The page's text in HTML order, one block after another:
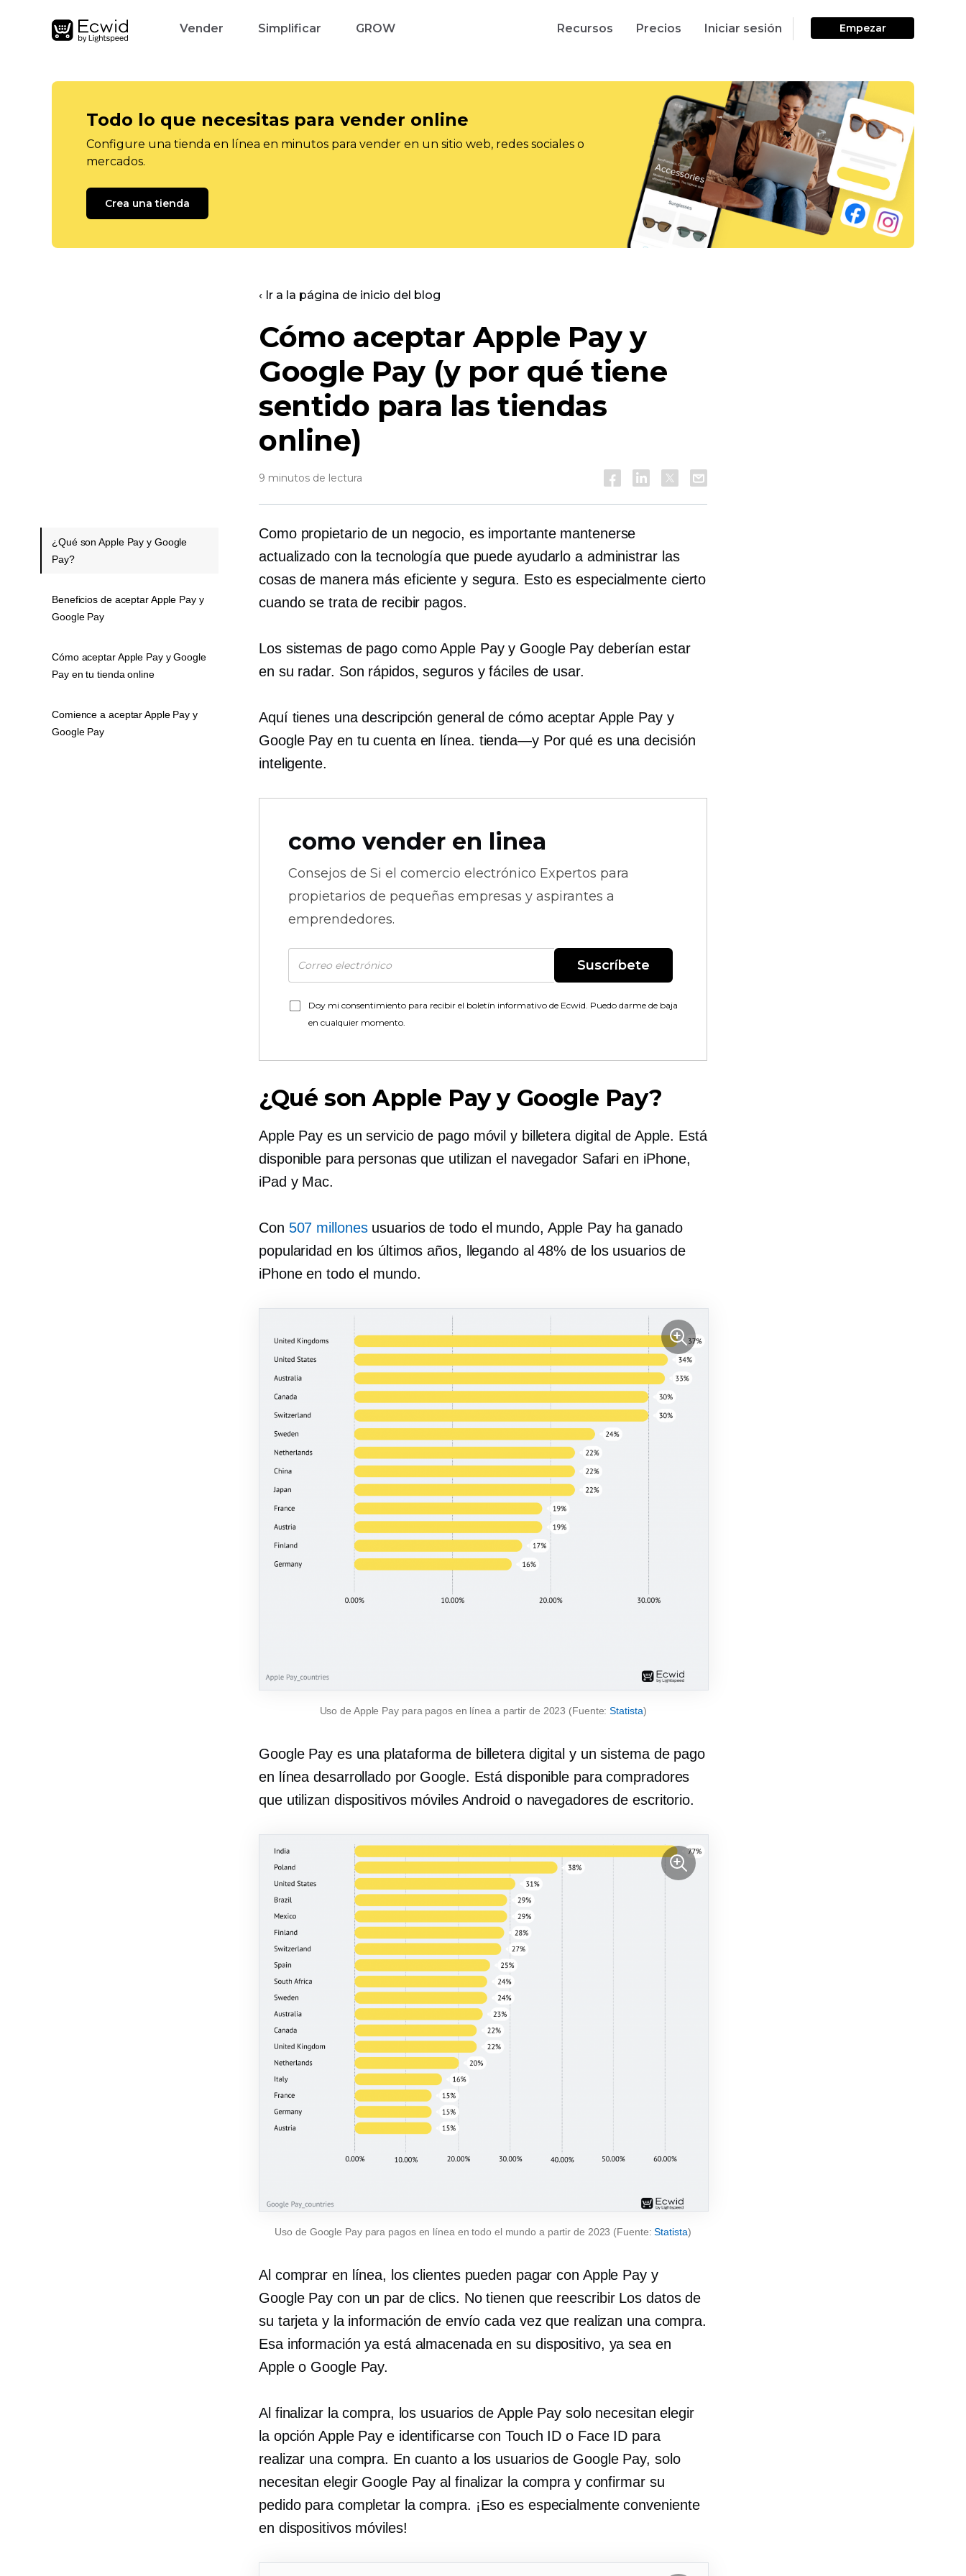
Vender Simplificar GROW Recursos Precios Iniciar sesión Empezar
Todo lo que necesitas para vender online
Configure una tienda en línea en minutos para vender en un sitio web, redes sociales o
mercados.
Crea una tienda
‹ Ir a la página de inicio del blog
Cómo aceptar Apple Pay y
Google Pay (y por qué tiene
sentido para las tiendas
online)
9 minutos de lectura
Como propietario de un negocio, es importante mantenerse
actualizado con la tecnología que puede ayudarlo a administrar las
cosas de manera más eficiente y segura. Esto es especialmente cierto
cuando se trata de recibir pagos.
Los sistemas de pago como Apple Pay y Google Pay deberían estar
en su radar. Son rápidos, seguros y fáciles de usar.
Aquí tienes una descripción general de cómo aceptar Apple Pay y
Google Pay en tu cuenta en línea. tienda—yPor qué es una decisión
inteligente.
como vender en linea
Consejos de Si el comercio electrónico Expertos para
propietarios de pequeñas empresas y aspirantes a
emprendedores.
Suscríbete
Doy mi consentimiento para recibir el boletín informativo de Ecwid. Puedo darme de baja
en cualquier momento.
¿Qué son Apple Pay y Google Pay?
Apple Pay es un servicio de pago móvil y billetera digital de Apple. Está
disponible para personas que utilizan el navegador Safari en iPhone,
iPad y Mac.
Con 507 millonesusuarios de todo el mundo, Apple Pay ha ganado
popularidad en los últimos años, llegando al 48% de los usuarios de
iPhone en todo el mundo.
Uso de Apple Pay para pagos en línea a partir de 2023 (Fuente:Statista)
Google Pay es una plataforma de billetera digital y un sistema de pago
en línea desarrollado por Google. Está disponible para compradores
que utilizan dispositivos móviles Android o navegadores de escritorio.
Uso de Google Pay para pagos en línea en todo el mundo a partir de 2023 (Fuente:Statista)
Al comprar en línea, los clientes pueden pagar con Apple Pay y
Google Pay con un par de clics. No tienen que reescribirLos datos de
su tarjeta y la información de envío cada vez que realizan una compra.
Esa información ya está almacenada en su dispositivo, ya sea en
Apple o Google Pay.
Al finalizar la compra, los usuarios de Apple Pay solo necesitan elegir
la opción Apple Pay e identificarse con Touch ID o Face ID para
realizar una compra. En cuanto a los usuarios de Google Pay, solo
necesitan elegir Google Pay al finalizar la compra y confirmar su
pedido para completar la compra. ¡Eso es especialmente conveniente
en dispositivos móviles!
¿Qué son Apple Pay y Google
Pay?
Beneficios de aceptar Apple Pay y
Google Pay
Cómo aceptar Apple Pay y Google
Pay en tu tienda online
Comience a aceptar Apple Pay y
Google Pay